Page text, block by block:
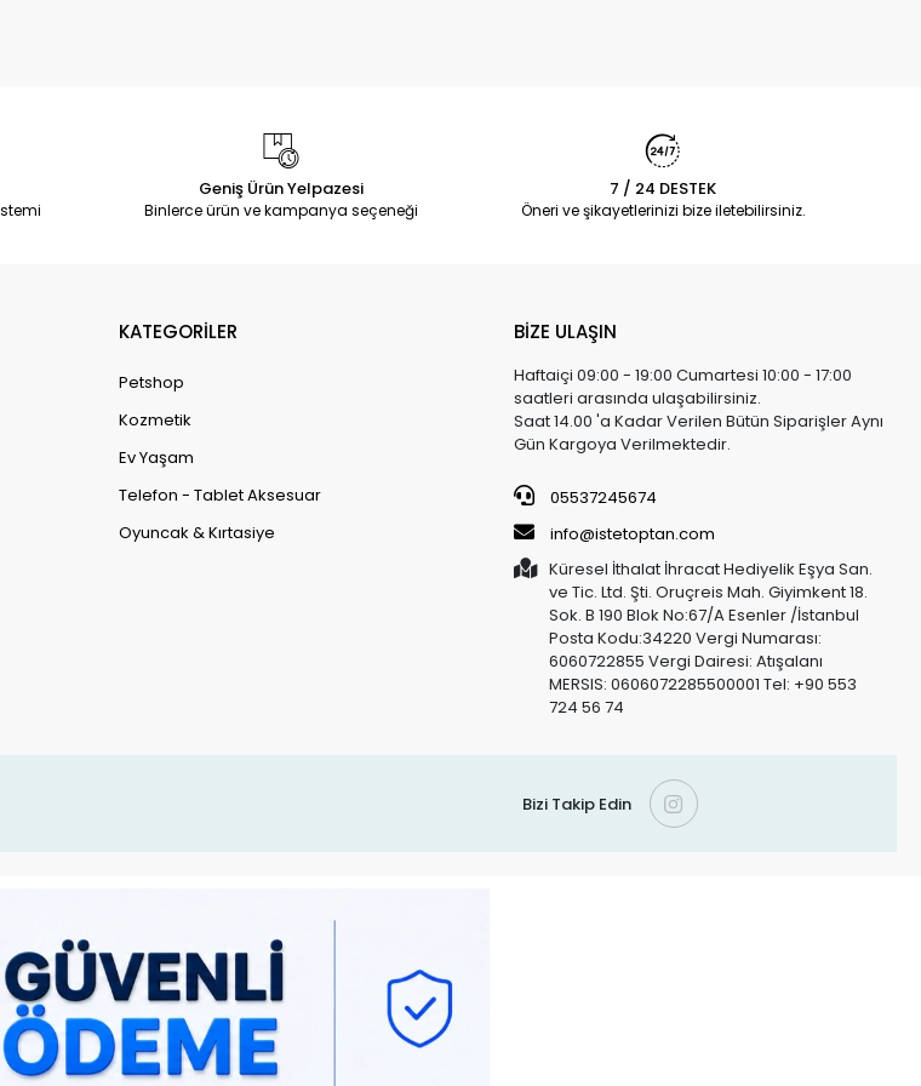
Geniş Ürün Yelpazesi
Binlerce ürün ve kampanya seçeneği
7 / 24 DESTEK
Öneri ve şikayetlerinizi bize iletebilirsiniz.
KATEGORİLER
Petshop
Kozmetik
Ev Yaşam
Telefon - Tablet Aksesuar
Oyuncak & Kırtasiye
BİZE ULAŞIN
Haftaiçi 09:00 - 19:00 Cumartesi 10:00 - 17:00
saatleri arasında ulaşabilirsiniz.
Saat 14.00 'a Kadar Verilen Bütün Siparişler Aynı
Gün Kargoya Verilmektedir.
05537245674
info@istetoptan.com
Küresel İthalat İhracat Hediyelik Eşya San.
ve Tic. Ltd. Şti. Oruçreis Mah. Giyimkent 18.
Sok. B 190 Blok No:67/A Esenler /İstanbul
Posta Kodu:34220 Vergi Numarası:
6060722855 Vergi Dairesi: Atışalanı
MERSIS: 0606072285500001 Tel: +90 553
724 56 74
Bizi Takip Edin